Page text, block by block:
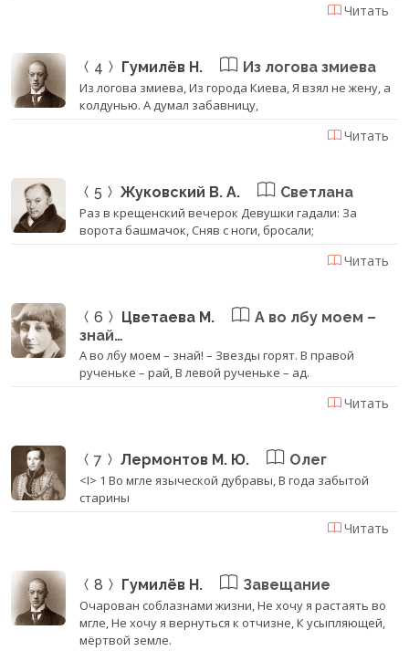
Читать
4 Гумилёв Н. Из логова змиева
Из логова змиева, Из города Киева, Я взял не жену, а
колдунью. А думал забавницу,
Читать
5 Жуковский В. А. Светлана
Раз в крещенский вечерок Девушки гадали: За
ворота башмачок, Сняв с ноги, бросали;
Читать
6 Цветаева М.
А во лбу моем –
знай…
А во лбу моем – знай! – Звезды горят. В правой
рученьке – рай, В левой рученьке – ад.
Читать
7 Лермонтов М. Ю. Олег
<I> 1 Во мгле языческой дубравы, В года забытой
старины
Читать
8 Гумилёв Н. Завещание
Очарован соблазнами жизни, Не хочу я растаять во
мгле, Не хочу я вернуться к отчизне, К усыпляющей,
мёртвой земле.